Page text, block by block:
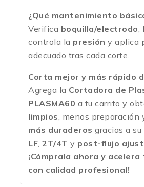
¿Qué mantenimiento
Verifica boquilla/electrodo,
controla la presión y aplica
adecuado tras cada corte.
Corta mejor y más rápido
Agrega la Cortadora de
PLASMA60 a tu carrito y
limpios, menos preparación
más duraderos gracias a su
LF, 2T/4T y post-flujo
¡Cómprala ahora y
con calidad profesional!